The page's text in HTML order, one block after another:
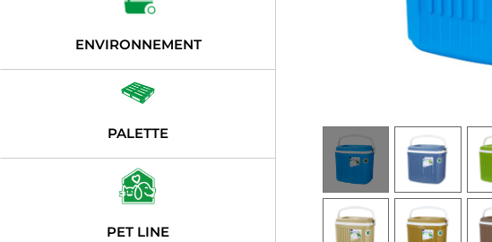
ENVIRONNEMENT
PALETTE
PET LINE